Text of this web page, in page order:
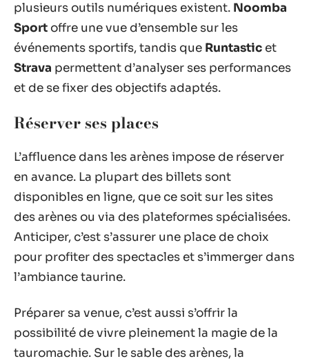
plusieurs outils numériques existent. Noomba
Sport offre une vue d’ensemble sur les
événements sportifs, tandis que Runtastic et
Strava permettent d’analyser ses performances
et de se fixer des objectifs adaptés.
Réserver ses places
L’affluence dans les arènes impose de réserver
en avance. La plupart des billets sont
disponibles en ligne, que ce soit sur les sites
des arènes ou via des plateformes spécialisées.
Anticiper, c’est s’assurer une place de choix
pour profiter des spectacles et s’immerger dans
l’ambiance taurine.
Préparer sa venue, c’est aussi s’offrir la
possibilité de vivre pleinement la magie de la
tauromachie. Sur le sable des arènes, la